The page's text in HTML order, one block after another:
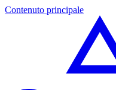
Contenuto principale